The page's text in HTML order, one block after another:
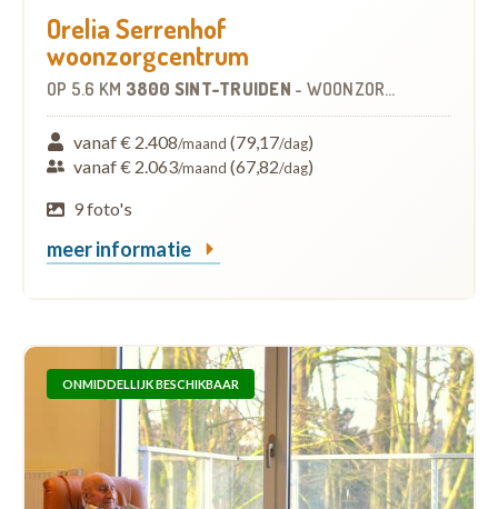
Orelia Serrenhof
woonzorgcentrum
OP 5.6 KM 3800 SINT-TRUIDEN - WOONZORGCENTRUM (WZC)
vanaf € 2.408/maand (79,17/dag)
vanaf € 2.063/maand (67,82/dag)
9 foto's
meer informatie
ONMIDDELLIJK BESCHIKBAAR